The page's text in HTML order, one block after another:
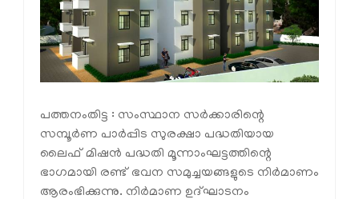
പത്തനംതിട്ട : സംസ്ഥാന സര്‍ക്കാരിന്റെ
സമ്പൂര്‍ണ പാര്‍പ്പിട സുരക്ഷാ പദ്ധതിയായ
ലൈഫ് മിഷന്‍ പദ്ധതി മൂന്നാംഘട്ടത്തിന്റെ
ഭാഗമായി രണ്ട് ഭവന സമുച്ചയങ്ങളുടെ നിര്‍മാണം
ആരംഭിക്കുന്നു. നിര്‍മാണ ഉദ്ഘാടനം